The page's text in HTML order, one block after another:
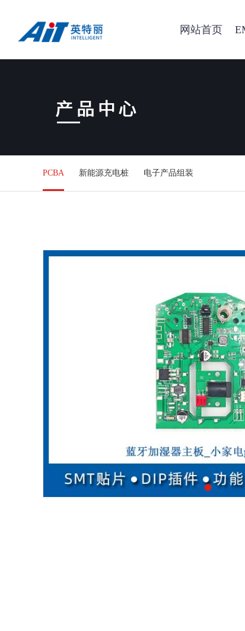
网站首页
PCBA 新能源充电桩 电子产品组装